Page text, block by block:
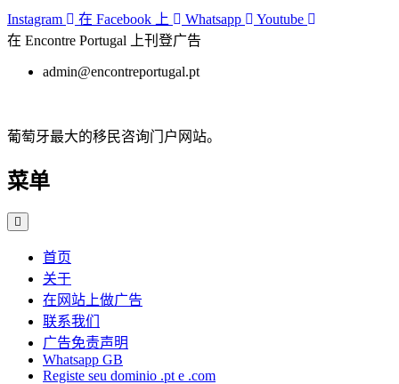
跳
至
Instagram 在 Facebook 上 Whatsapp
Youtube
在 Encontre Portugal 上刊登广告
admin@encontreportugal.pt
葡萄牙最大的移民咨询门户网站。
菜单
首页
关于
在网站上做广告
联系我们
广告免责声明
Whatsapp GB
Registe seu dominio .pt e .com